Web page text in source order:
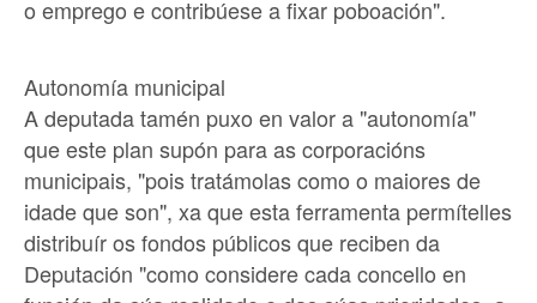
o emprego e contribúese a fixar poboación".
Autonomía municipal
A deputada tamén puxo en valor a "autonomía"
que este plan supón para as corporacións
municipais, "pois tratámolas como o maiores de
idade que son", xa que esta ferramenta permítelles
distribuír os fondos públicos que reciben da
Deputación "como considere cada concello en